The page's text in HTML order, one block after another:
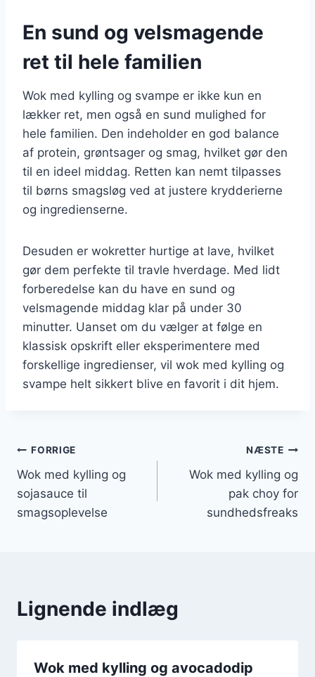
En sund og velsmagende
ret til hele familien
Wok med kylling og svampe er ikke kun en
lækker ret, men også en sund mulighed for
hele familien. Den indeholder en god balance
af protein, grøntsager og smag, hvilket gør den
til en ideel middag. Retten kan nemt tilpasses
til børns smagsløg ved at justere krydderierne
og ingredienserne.
Desuden er wokretter hurtige at lave, hvilket
gør dem perfekte til travle hverdage. Med lidt
forberedelse kan du have en sund og
velsmagende middag klar på under 30
minutter. Uanset om du vælger at følge en
klassisk opskrift eller eksperimentere med
forskellige ingredienser, vil wok med kylling og
svampe helt sikkert blive en favorit i dit hjem.
Indlægsnavigation
FORRIGE
Wok med kylling og
sojasauce til
smagsoplevelse
NÆSTE
Wok med kylling og
pak choy for
sundhedsfreaks
Lignende indlæg
Wok med kylling og avocadodip